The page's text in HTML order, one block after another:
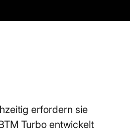
erfordern sie
Turbo entwickelt